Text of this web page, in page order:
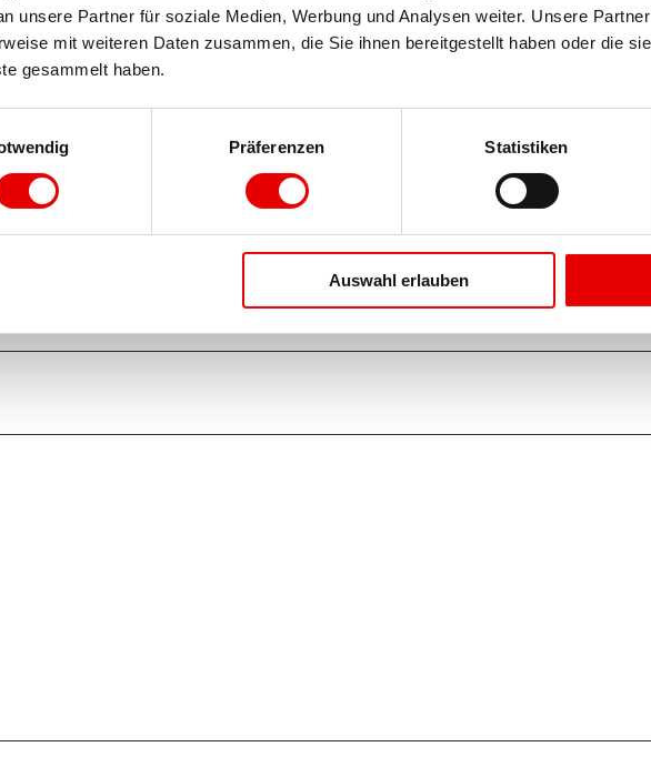
unsere Partner für soziale Medien, Werbung und Analysen weiter. Unsere
mit weiteren Daten zusammen, die Sie ihnen bereitgestellt haben oder die
gesammelt haben.
Präferenzen Statistiken
Auswahl erlauben